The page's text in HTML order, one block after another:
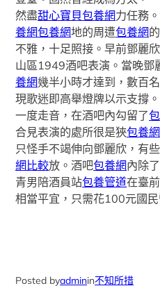
然盡甜心寶貝包養網力任務
養網包養網地的周遭包養網
不雅，十足照接。早前鄧麗
山區1949酒吧表演。當晚鄧
養網幾半小時才達到，數百
現歌迷即高舉燈牌以示支撐
一度走音，在酒吧內勾留了
合見表演的處所很是狹包養網
只怪手不竭伸向鄧麗欣，有
網比較放。酒吧包養網內除
青男陪酒員站包養管道在臺
相當平宜，只需花100元國
Posted byadminin不知所措